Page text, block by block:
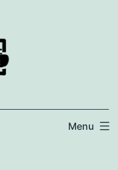
Menu